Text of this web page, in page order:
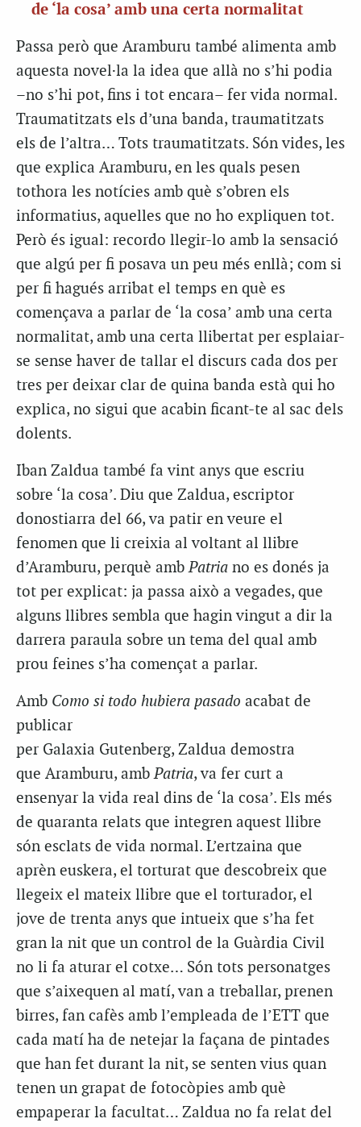
de ‘la cosa’ amb una certa normalitat
Passa però que Aramburu també alimenta amb
aquesta novel·la la idea que allà no s’hi podia
–no s’hi pot, fins i tot encara– fer vida normal.
Traumatitzats els d’una banda, traumatitzats
els de l’altra… Tots traumatitzats. Són vides, les
que explica Aramburu, en les quals pesen
tothora les notícies amb què s’obren els
informatius, aquelles que no ho expliquen tot.
Però és igual: recordo llegir-lo amb la sensació
que algú per fi posava un peu més enllà; com si
per fi hagués arribat el temps en què es
començava a parlar de ‘la cosa’ amb una certa
normalitat, amb una certa llibertat per esplaiar-
se sense haver de tallar el discurs cada dos per
tres per deixar clar de quina banda està qui ho
explica, no sigui que acabin ficant-te al sac dels
dolents.
Iban Zaldua també fa vint anys que escriu
sobre ‘la cosa’. Diu que Zaldua, escriptor
donostiarra del 66, va patir en veure el
fenomen que li creixia al voltant al llibre
d’Aramburu, perquè ambPatria no es donés ja
tot per explicat: ja passa això a vegades, que
alguns llibres sembla que hagin vingut a dir la
darrera paraula sobre un tema del qual amb
prou feines s’ha començat a parlar.
Amb Como si todo hubiera pasado acabat de
publicar
per Galaxia Gutenberg, Zaldua demostra
que Aramburu, ambPatria, va fer curt a
ensenyar la vida real dins de ‘la cosa’. Els més
de quaranta relats que integren aquest llibre
són esclats de vida normal. L’ertzaina que
aprèn euskera, el torturat que descobreix que
llegeix el mateix llibre que el torturador, el
jove de trenta anys que intueix que s’ha fet
gran la nit que un control de la Guàrdia Civil
no li fa aturar el cotxe… Són tots personatges
que s’aixequen al matí, van a treballar, prenen
birres, fan cafès amb l’empleada de l’ETT que
cada matí ha de netejar la façana de pintades
que han fet durant la nit, se senten vius quan
tenen un grapat de fotocòpies amb què
empaperar la facultat… Zaldua no fa relat del